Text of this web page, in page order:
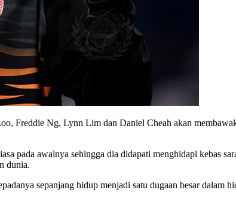
Freddie Ng, Lynn Lim dan Daniel Cheah akan
pada awalnya sehingga dia didapati menghidapi kebas
dunia.
sepanjang hidup menjadi satu dugaan besar dalam